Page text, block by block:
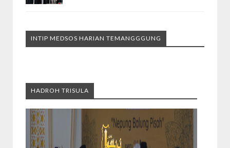
INTIP MEDSOS HARIAN TEMANGGGUNG
HADROH TRISULA